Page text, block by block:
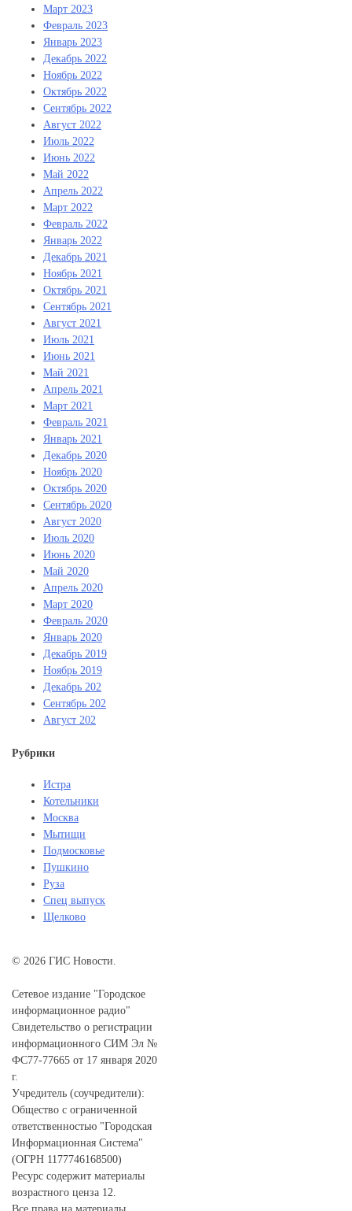
Март 2023
Февраль 2023
Январь 2023
Декабрь 2022
Ноябрь 2022
Октябрь 2022
Сентябрь 2022
Август 2022
Июль 2022
Июнь 2022
Май 2022
Апрель 2022
Март 2022
Февраль 2022
Январь 2022
Декабрь 2021
Ноябрь 2021
Октябрь 2021
Сентябрь 2021
Август 2021
Июль 2021
Июнь 2021
Май 2021
Апрель 2021
Март 2021
Февраль 2021
Январь 2021
Декабрь 2020
Ноябрь 2020
Октябрь 2020
Сентябрь 2020
Август 2020
Июль 2020
Июнь 2020
Май 2020
Апрель 2020
Март 2020
Февраль 2020
Январь 2020
Декабрь 2019
Ноябрь 2019
Декабрь 202
Сентябрь 202
Август 202
Рубрики
Истра
Котельники
Москва
Мытищи
Подмосковье
Пушкино
Руза
Спец выпуск
Щелково
© 2026 ГИС Новости.
Сетевое издание "Городское
информационное радио"
Свидетельство о регистрации
информационного СИМ Эл №
ФС77-77665 от 17 января 2020
г.
Учредитель (соучредители):
Общество с ограниченной
ответственностью "Городская
Информационная Система"
(ОГРН 1177746168500)
Ресурс содержит материалы
возрастного ценза 12.